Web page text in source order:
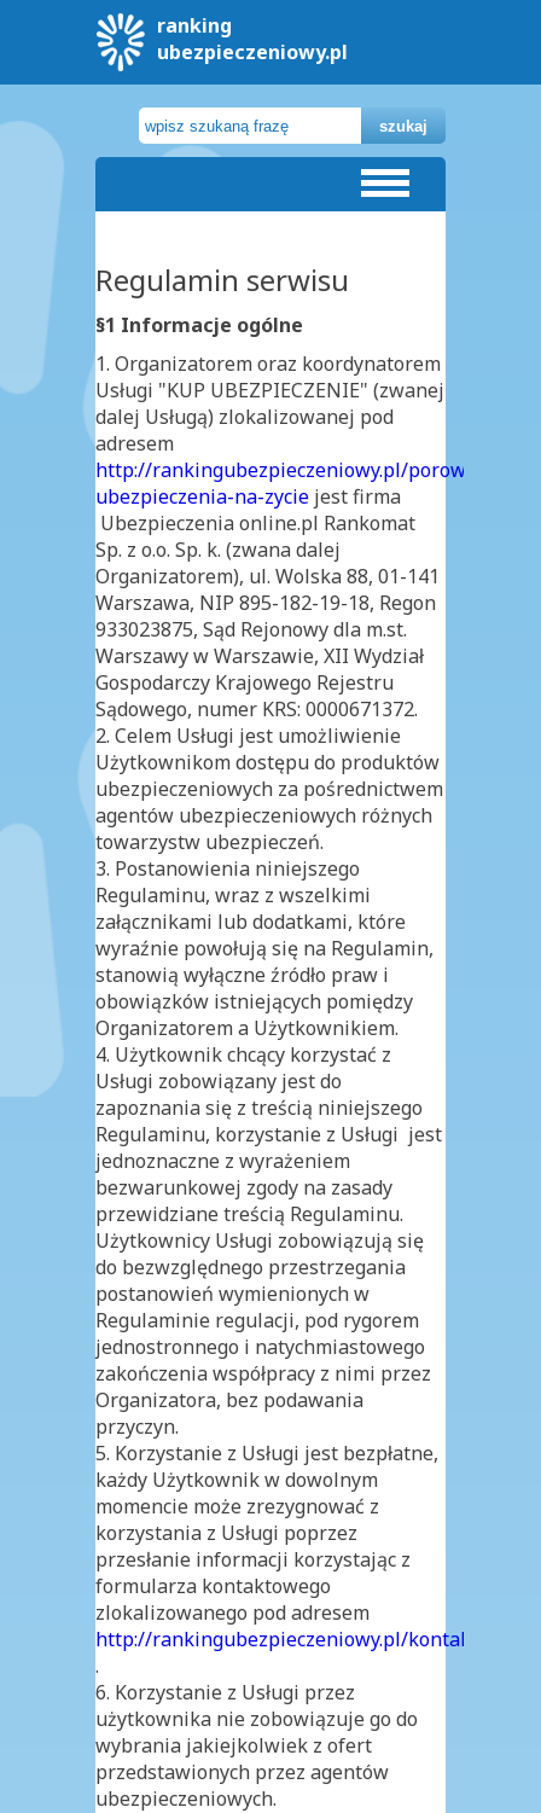
ranking
ubezpieczeniowy.pl
Oblicz składkę
Ranking
Ubezpieczeń na życie
Ubezpieczeń mieszkaniowych
Ubezpieczeń turystycznych
Ubezpieczenia
Na życie
Mieszkaniowe
Turystyczne
Komunikacyjne
Blog
O nas
Kontakt
Regulamin serwisu
§1 Informacje ogólne
1. Organizatorem oraz koordynatorem
Usługi "KUP UBEZPIECZENIE" (zwanej
dalej Usługą) zlokalizowanej pod
adresem
http://rankingubezpieczeniowy.pl/porownaj-
ubezpieczenia-na-zycie jest firma
Ubezpieczenia online.pl Rankomat
Sp. z o.o. Sp. k. (zwana dalej
Organizatorem), ul. Wolska 88, 01-141
Warszawa, NIP 895-182-19-18, Regon
933023875, Sąd Rejonowy dla m.st.
Warszawy w Warszawie, XII Wydział
Gospodarczy Krajowego Rejestru
Sądowego, numer KRS: 0000671372.
2. Celem Usługi jest umożliwienie
Użytkownikom dostępu do produktów
ubezpieczeniowych za pośrednictwem
agentów ubezpieczeniowych różnych
towarzystw ubezpieczeń.
3. Postanowienia niniejszego
Regulaminu, wraz z wszelkimi
załącznikami lub dodatkami, które
wyraźnie powołują się na Regulamin,
stanowią wyłączne źródło praw i
obowiązków istniejących pomiędzy
Organizatorem a Użytkownikiem.
4. Użytkownik chcący korzystać z
Usługi zobowiązany jest do
zapoznania się z treścią niniejszego
Regulaminu, korzystanie z Usługi jest
jednoznaczne z wyrażeniem
bezwarunkowej zgody na zasady
przewidziane treścią Regulaminu.
Użytkownicy Usługi zobowiązują się
do bezwzględnego przestrzegania
postanowień wymienionych w
Regulaminie regulacji, pod rygorem
jednostronnego i natychmiastowego
zakończenia współpracy z nimi przez
Organizatora, bez podawania
przyczyn.
5. Korzystanie z Usługi jest bezpłatne,
każdy Użytkownik w dowolnym
momencie może zrezygnować z
korzystania z Usługi poprzez
przesłanie informacji korzystając z
formularza kontaktowego
zlokalizowanego pod adresem
http://rankingubezpieczeniowy.pl/kontakt
.
6. Korzystanie z Usługi przez
użytkownika nie zobowiązuje go do
wybrania jakiejkolwiek z ofert
przedstawionych przez agentów
ubezpieczeniowych.